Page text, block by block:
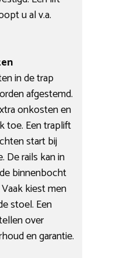
u al v.a.
in de trap
afgestemd.
onkosten en
toe. Een traplift
start bij
De rails kan in
binnenbocht
kiest men
stoel. Een
over
en garantie.